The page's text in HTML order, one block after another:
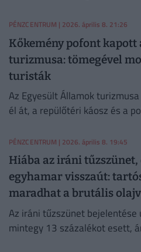
PÉNZCENTRUM | 2026. április 8. 21:26
Kőkemény pofont
turizmusa: tömegével
turisták
Az Egyesült Államok
él át, a repülőtéri káosz és a
PÉNZCENTRUM | 2026. április 8. 19:45
Hiába az iráni
egyhamar visszaút:
maradhat a brutális
Az iráni tűzszünet
mintegy 13 százalékot esett,